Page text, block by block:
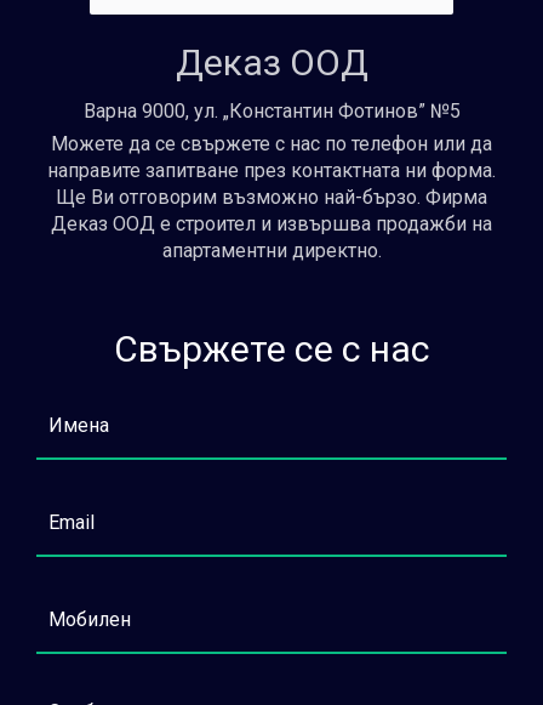
Деказ ООД
Варна 9000, ул. „Константин Фотинов” №5
Можете да се свържете с нас по телефон или да
направите запитване през контактната ни форма.
Ще Ви отговорим възможно най-бързо. Фирма
Деказ ООД е строител и извършва продажби на
апартаментни директно.
Свържете се с нас